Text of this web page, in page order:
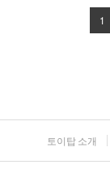
1
토이탑 소개